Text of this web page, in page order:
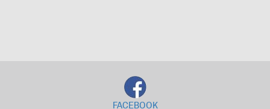
FACEBOOK